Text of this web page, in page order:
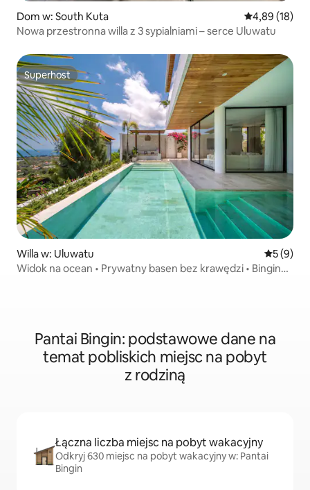
Dom w: South Kuta Średnia
4,89 (18)
Nowa przestronna willa z 3 sypialniami – serce Uluwatu
Superhost
Superhost
Willa w: Uluwatu Średnia
5 (9)
Widok na ocean • Prywatny basen bez krawędzi • Bingin
Pantai Bingin: podstawowe dane na
temat pobliskich miejsc na pobyt
z rodziną
Łączna liczba miejsc na pobyt wakacyjny
Odkryj 630 miejsc na pobyt wakacyjny w: Pantai
Bingin